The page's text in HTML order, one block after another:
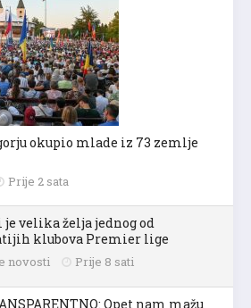
okupio mlade iz 73 zemlje
Prije 2 sata
velika želja jednog od
klubova Premier lige
novosti Prije 8 sati
Opet nam mažu